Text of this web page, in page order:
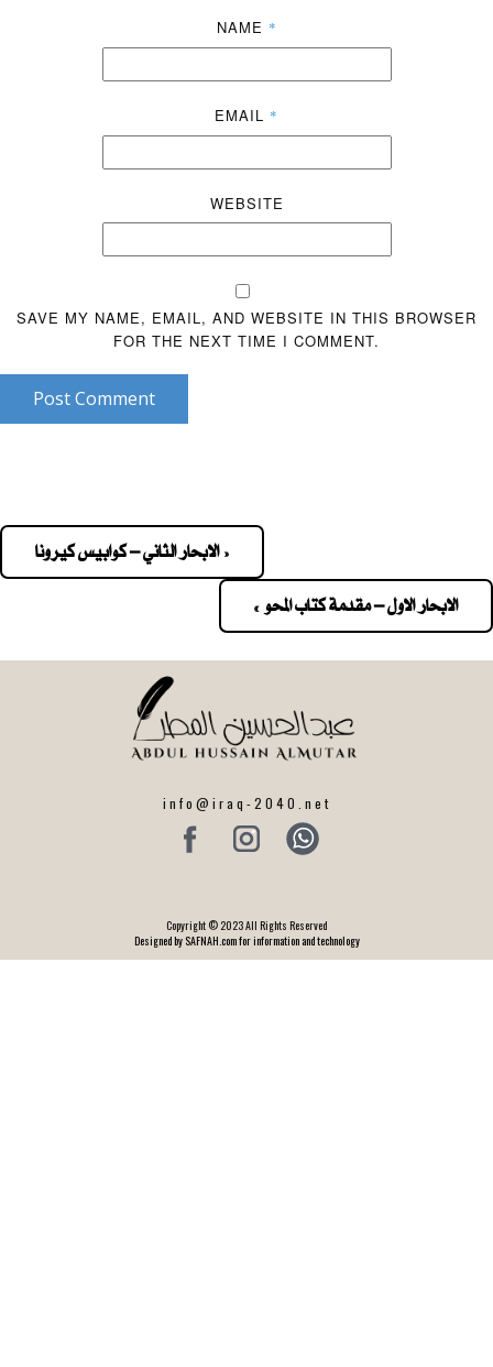
NAME *
EMAIL *
WEBSITE
SAVE MY NAME, EMAIL, AND WEBSITE IN THIS BROWSER
FOR THE NEXT TIME I COMMENT.
Post Comment
navigation
« الابحار الثاني – كوابيس كيرونا
الابحار الاول – مقدمة كتاب المحو »
info@iraq-2040.net
Copyright © 2023 All Rights Reserved
Designed by SAFNAH.com for information and technology